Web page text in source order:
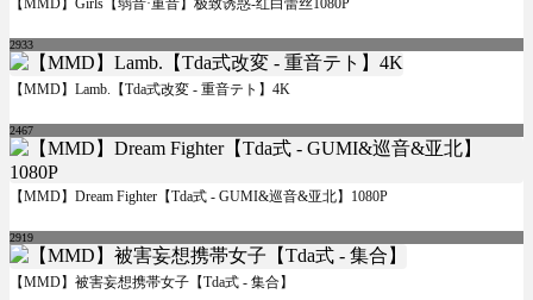
【MMD】Girls【弱音·重音】极致诱惑-红白蕾丝1080P
2933
【MMD】Lamb.【Tda式改変 - 重音テト】4K
2467
【MMD】Dream Fighter【Tda式 - GUMI&巡音&亚北】1080P
2919
【MMD】被害妄想携帯女子【Tda式 - 集合】